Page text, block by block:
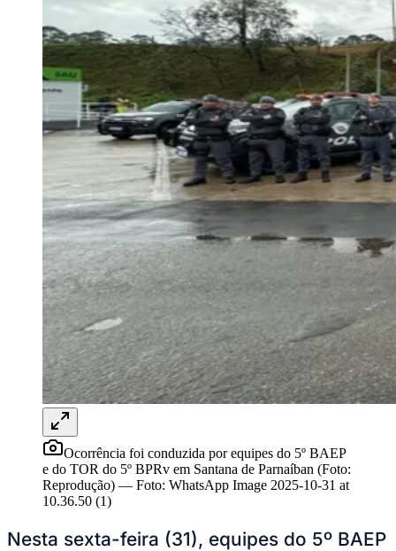
Negócios Regionais
Turismo
Segurança Regional
Hospitais Estaduais
Parques & Represas
Cidades da Região
Santana de ParnaíbaOsasco CarapicuíbaJandiraItapeviCotiaPirapora
do Bom Jesus
AraçariguamaCajamar CaieirasFranco da
Francisco MoratoTaboão da SerraEmbu das ArtesSão Roque
Para Sua Empresa
Anuncie Regional
Guia de Empresas
Vagas na Região Novo
Hub de Negócios
Guia Comercial
Selo Verificado
Portal Educacional
Agenda de Vestibulares
Vagas de Emprego
Concursos
Panorama Econômico
Panorama Econômico
Para Sua Empresa
Anuncie no Portal
Verificar Empresa
Publicidade Legal
Ocorrência foi conduzida por equipes do 5º BAEP
e do TOR do 5º BPRv em Santana de Parnaíban (Foto:
Reprodução) — Foto: WhatsApp Image 2025-10-31 at
10.36.50 (1)
Nesta sexta-feira (31), equipes do 5º BAEP